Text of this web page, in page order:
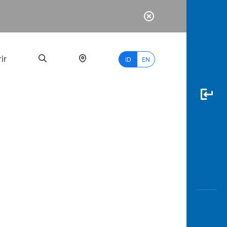
ID EN
myBCA